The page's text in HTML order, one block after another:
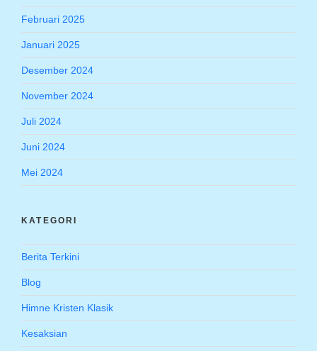
Februari 2025
Januari 2025
Desember 2024
November 2024
Juli 2024
Juni 2024
Mei 2024
KATEGORI
Berita Terkini
Blog
Himne Kristen Klasik
Kesaksian